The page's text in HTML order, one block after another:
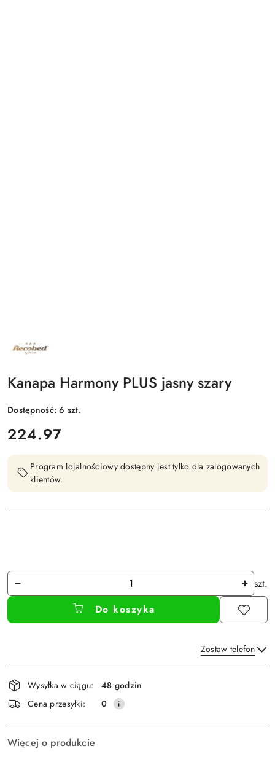
NAZWA
PRODUCENTA:
Kanapa Harmony PLUS jasny szary
Dostępność:6 szt.
cena:
224.97
Program lojalnościowy dostępny jest tylko dla zalogowanych
klientów.
Ilość
szt.
Do koszyka
Zostaw telefon
Wyślij
Dostępność
i
dostawa
Wysyłka w ciągu:
48 godzin
Cena przesyłki:
0
Więcej o produkcie